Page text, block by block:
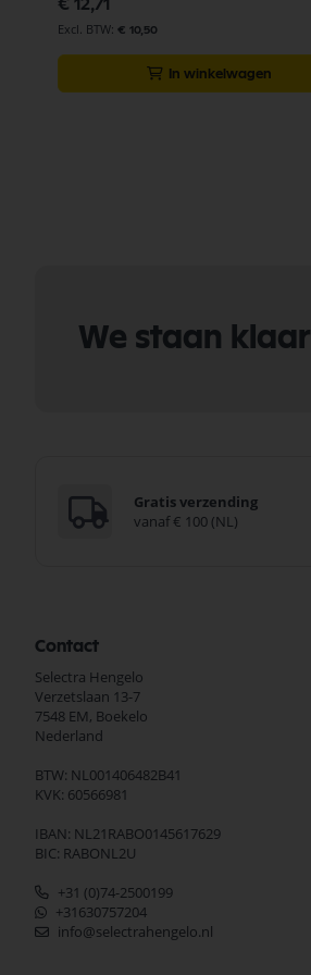
€ 12,71
€ 10,50
In winkelwagen
We staan
Gratis verzending
vanaf € 100 (NL)
Contact
Selectra Hengelo
Verzetslaan 13-7
7548 EM, Boekelo
Nederland
BTW: NL001406482B41
KVK: 60566981
IBAN: NL21RABO0145617629
BIC: RABONL2U
+31 (0)74-2500199
+31630757204
info@selectrahengelo.nl